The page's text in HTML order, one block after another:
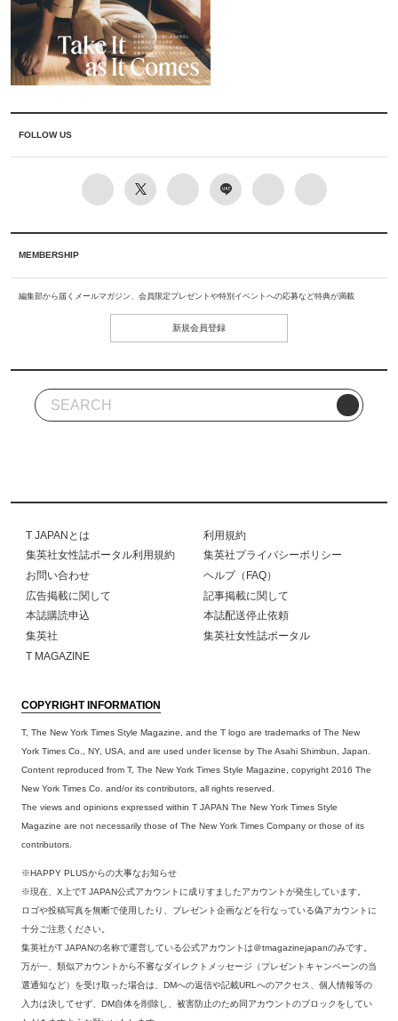
FOLLOW US
MEMBERSHIP
編集部から届くメールマガジン、会員限定プレゼントや特別イベントへの応募など特典が満載
新規会員登録
T JAPANとは
利用規約
集英社女性誌ポータル利用規約
集英社プライバシーポリシー
お問い合わせ
ヘルプ（FAQ）
広告掲載に関して
記事掲載に関して
本誌購読申込
本誌配送停止依頼
集英社
集英社女性誌ポータル
T MAGAZINE
COPYRIGHT INFORMATION
T, The New York Times Style Magazine, and the T logo are trademarks of The New
York Times Co., NY, USA, and are used under license by The Asahi Shimbun, Japan.
Content reproduced from T, The New York Times Style Magazine, copyright 2016 The
New York Times Co. and/or its contributors, all rights reserved.
The views and opinions expressed within T JAPAN The New York Times Style
Magazine are not necessarily those of The New York Times Company or those of its
contributors.
※HAPPY PLUSからの大事なお知らせ
※現在、X上でT JAPAN公式アカウントに成りすましたアカウントが発生しています。
ロゴや投稿写真を無断で使用したり、プレゼント企画などを行なっている偽アカウントに
十分ご注意ください。
集英社がT JAPANの名称で運営している公式アカウントは＠tmagazinejapanのみです。
万が一、類似アカウントから不審なダイレクトメッセージ（プレゼントキャンペーンの当
選通知など）を受け取った場合は、DMへの返信や記載URLへのアクセス、個人情報等の
入力は決してせず、DM自体を削除し、被害防止のため同アカウントのブロックをしてい